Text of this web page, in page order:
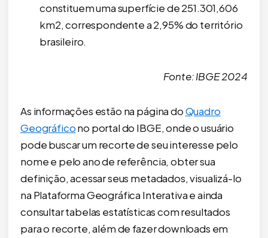
constituem uma superfície de 251.301,606
km2, correspondente a 2,95% do território
brasileiro.
Fonte: IBGE 2024
As informações estão na página doQuadro
Geográficono portal do IBGE, onde o usuário
pode buscar um recorte de seu interesse pelo
nome e pelo ano de referência, obter sua
definição, acessar seus metadados, visualizá-lo
na Plataforma Geográfica Interativa e ainda
consultar tabelas estatísticas com resultados
para o recorte, além de fazer downloads em